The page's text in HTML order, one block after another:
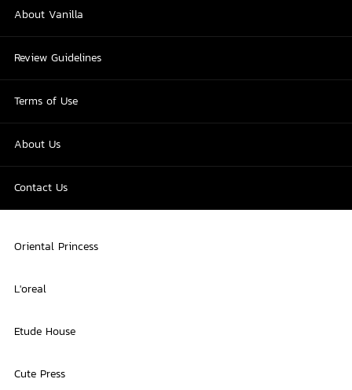
About Vanilla
Review Guidelines
Terms of Use
About Us
Contact Us
Oriental Princess
L'oreal
Etude House
Cute Press